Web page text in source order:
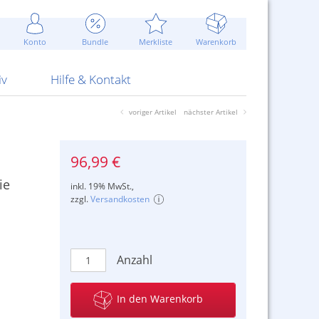
Konto Bundle Merkliste Warenkorb
Attrappen Blitzschnell...
Sommerpreise u.v.m.
ARS Pirotecnia
Hilfe & Kontakt
Kontaktformular
AGB
voriger Artikel nächster Artikel
96,99 €
inkl. 19% MwSt.,
zzgl.Versandkosten
Anzahl
In den Warenkorb